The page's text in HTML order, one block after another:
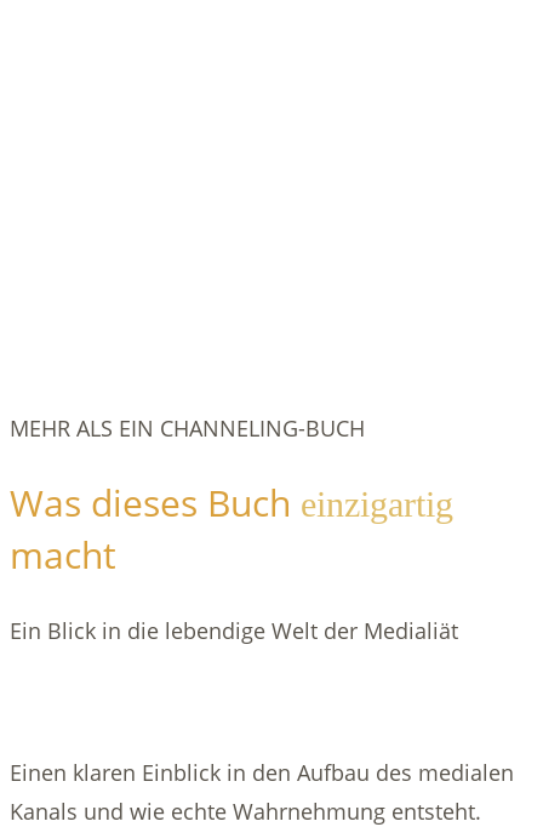
MEHR ALS EIN CHANNELING-BUCH
Was dieses Buch einzigartig
macht
Ein Blick in die lebendige Welt der Medialiät
Einen klaren Einblick in den Aufbau des medialen
Kanals und wie echte Wahrnehmung entsteht.